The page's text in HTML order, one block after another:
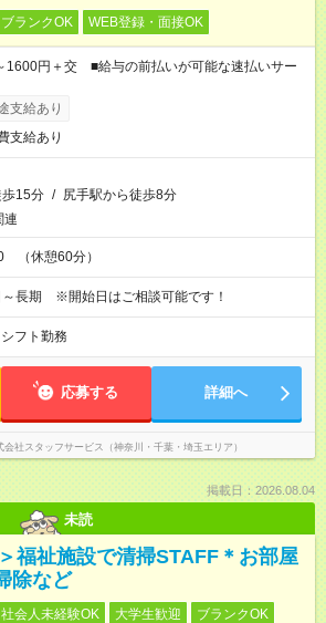
ブランクOK WEB登録・面接OK
1600円＋交 ■給与の前払いが可能な速払いサー
支給あり
支給あり
歩15分 / 尻手駅から徒歩8分
連
（休憩60分）
～長期 ※開始日はご相談可能です！
シフト勤務
応募する 詳細へ
会社スタッフサービス（神奈川・千葉・埼玉エリア）
掲載日：2026.08.04
未読
福祉施設で清掃STAFF＊お部屋
除など
社会人未経験OK 大学生歓迎
ブランクOK